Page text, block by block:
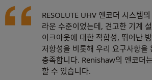
RESOLUTE UHV 엔코더 시스템
라운 수준이었는데, 견고한 기계
이크아웃에 대한 적합성, 뛰어난
저항성을 비롯해 우리 요구사항을
충족합니다. Renishaw의 엔코더
할 수 있습니다.